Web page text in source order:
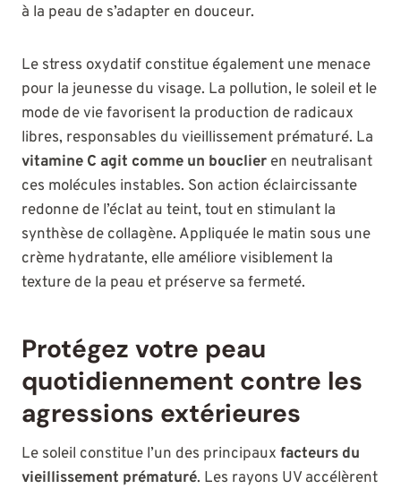
à la peau de s’adapter en douceur.
Le stress oxydatif constitue également une menace
pour la jeunesse du visage. La pollution, le soleil et le
mode de vie favorisent la production de radicaux
libres, responsables du vieillissement prématuré. La
vitamine C agit comme un bouclier en neutralisant
ces molécules instables. Son action éclaircissante
redonne de l’éclat au teint, tout en stimulant la
synthèse de collagène. Appliquée le matin sous une
crème hydratante, elle améliore visiblement la
texture de la peau et préserve sa fermeté.
Protégez votre peau
quotidiennement contre les
agressions extérieures
Le soleil constitue l’un des principaux facteurs du
vieillissement prématuré. Les rayons UV accélèrent